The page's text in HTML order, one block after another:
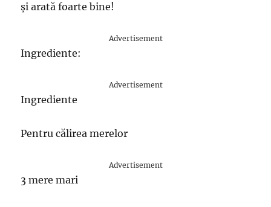
și arată foarte bine!
Advertisement
Ingrediente:
Advertisement
Ingrediente
Pentru călirea merelor
Advertisement
3 mere mari